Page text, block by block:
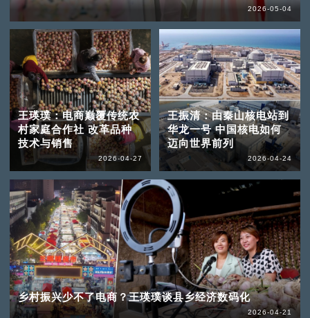
2026-05-04
王瑛璞：电商巅覆传统农
村家庭合作社 改革品种
技术与销售
2026-04-27
王振清：由秦山核电站到
华龙一号 中国核电如何
迈向世界前列
2026-04-24
乡村振兴少不了电商？王瑛璞谈县乡经济数码化
2026-04-21